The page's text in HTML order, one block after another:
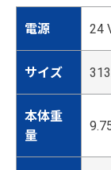
電源 24
サイズ
本体重
量